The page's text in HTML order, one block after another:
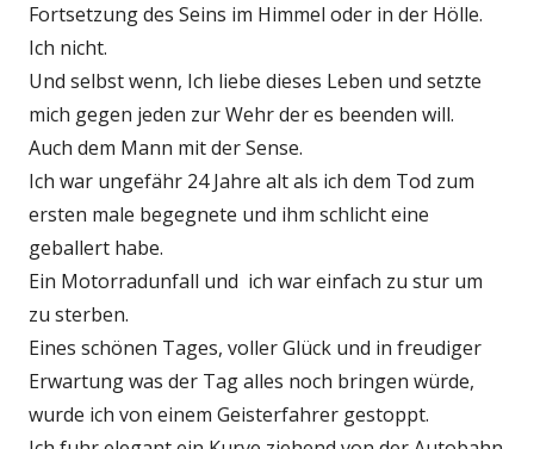
Fortsetzung des Seins im Himmel oder in der Hölle.
Ich nicht.
Und selbst wenn, Ich liebe dieses Leben und setzte
mich gegen jeden zur Wehr der es beenden will.
Auch dem Mann mit der Sense.
Ich war ungefähr 24 Jahre alt als ich dem Tod zum
ersten male begegnete und ihm schlicht eine
geballert habe.
Ein Motorradunfall und ich war einfach zu stur um
zu sterben.
Eines schönen Tages, voller Glück und in freudiger
Erwartung was der Tag alles noch bringen würde,
wurde ich von einem Geisterfahrer gestoppt.